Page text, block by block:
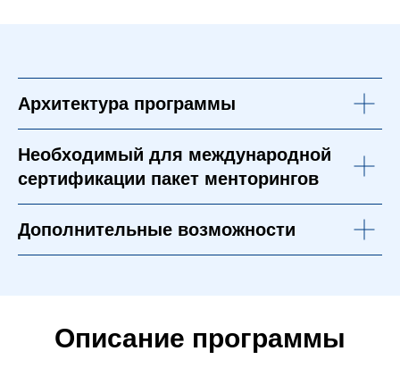
Архитектура программы
Необходимый для международной
сертификации пакет менторингов
Дополнительные возможности
Описание программы